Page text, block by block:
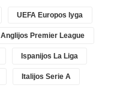
UEFA Europos lyga
Anglijos Premier League
Ispanijos La Liga
Italijos Serie A